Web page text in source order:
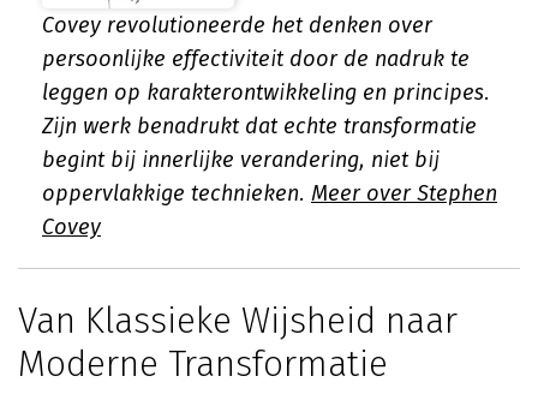
Covey revolutioneerde het denken over
persoonlijke effectiviteit door de nadruk te
leggen op karakterontwikkeling en principes.
Zijn werk benadrukt dat echte transformatie
begint bij innerlijke verandering, niet bij
oppervlakkige technieken. Meer over Stephen
Covey
Van Klassieke Wijsheid naar
Moderne Transformatie